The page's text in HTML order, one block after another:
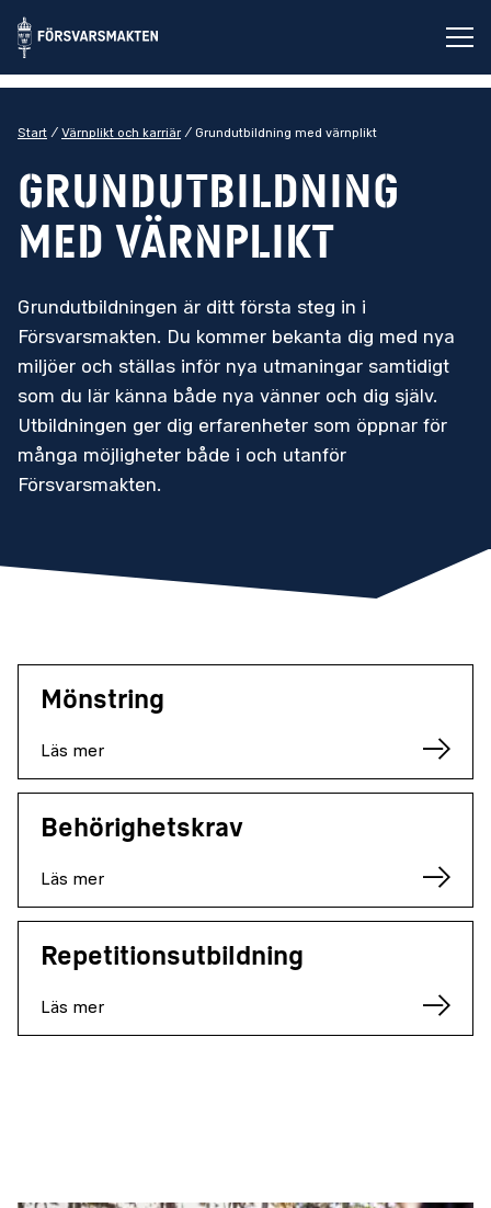
Start Värnplikt och karriär Grundutbildning med värnplikt
Grundutbildning
med värnplikt
Grundutbildningen är ditt första steg in i
Försvarsmakten. Du kommer bekanta dig med nya
miljöer och ställas inför nya utmaningar samtidigt
som du lär känna både nya vänner och dig själv.
Utbildningen ger dig erfarenheter som öppnar för
många möjligheter både i och utanför
Försvarsmakten.
Mönstring
Läs mer
Behörighetskrav
Läs mer
Repetitionsutbildning
Läs mer